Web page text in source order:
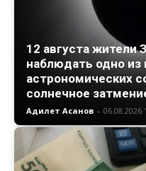
12 августа жители
наблюдать одно из
астрономических
солнечное
Адилет Асанов - 06.08.2026